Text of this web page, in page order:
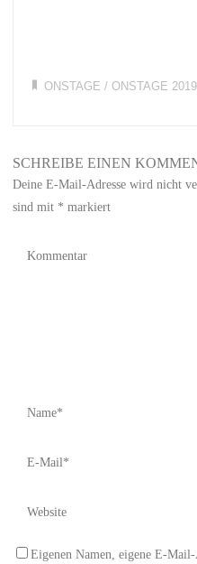
ONSTAGE /ONSTAGE 2019
SCHREIBE EINEN
Deine E-Mail-Adresse wird nicht
sind mit * markiert
Eigenen Namen, eigene E-